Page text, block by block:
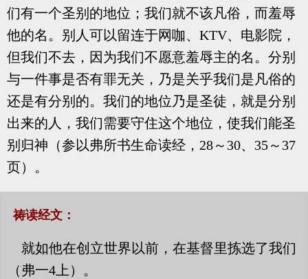
们有一个圣别的地位；我们就不该凡俗，而羞辱
他的名。别人可以留连于网咖、KTV、电影院，
但我们不去，因为我们不愿意羞辱主的名。分别
与一件事是否有罪无关，乃是关乎我们是凡俗的
还是有分别的。我们的地位乃是圣徒，就是分别
出来的人，我们需要守住这个地位，使我们能圣
别归神（参以弗所书生命读经，28～30、35～37
页）。
祷读经文：
就如他在创立世界以前，在基督里拣选了我们
（弗一4上）。